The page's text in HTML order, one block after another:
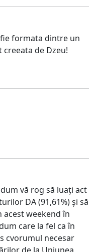
formata dintre un
de Dzeu!
vă rog să luați act
DA (91,61%) și să
acest weekend în
care la fel ca în
cvorumul necesar